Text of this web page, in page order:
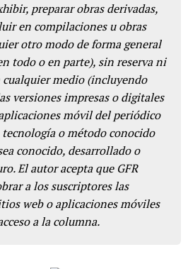
preparar obras derivadas,
en compilaciones u obras
otro modo de forma general
todo o en parte), sin reserva ni
medio (incluyendo
versiones impresas o digitales
móvil del periódico
o método conocido
conocido, desarrollado o
El autor acepta que GFR
a los suscriptores las
web o aplicaciones móviles
a la columna.